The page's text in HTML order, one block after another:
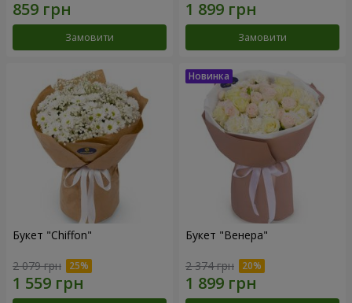
Замовити Замовити
Букет "Chiffon"
2 079 грн
Букет "Венера"
2 374 грн